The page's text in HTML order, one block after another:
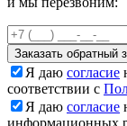
Заказать обратный
Я даю согласие
соответствии с
Я даю согласие
информационных